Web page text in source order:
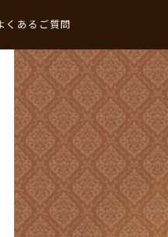
くあるご質問